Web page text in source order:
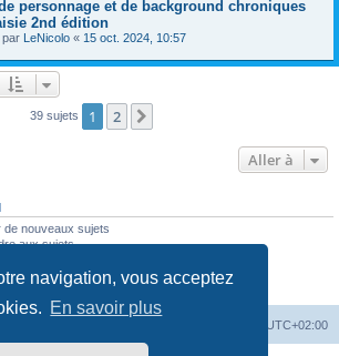
navigation, vous acceptez
En savoir plus
personnage et de background chroniques
2nd édition
par LeNicolo « 15 oct. 2024, 10:57
39 sujets 1 2
Aller à
de nouveaux sujets
aux sujets
vos messages
des fichiers
UTC+02:00